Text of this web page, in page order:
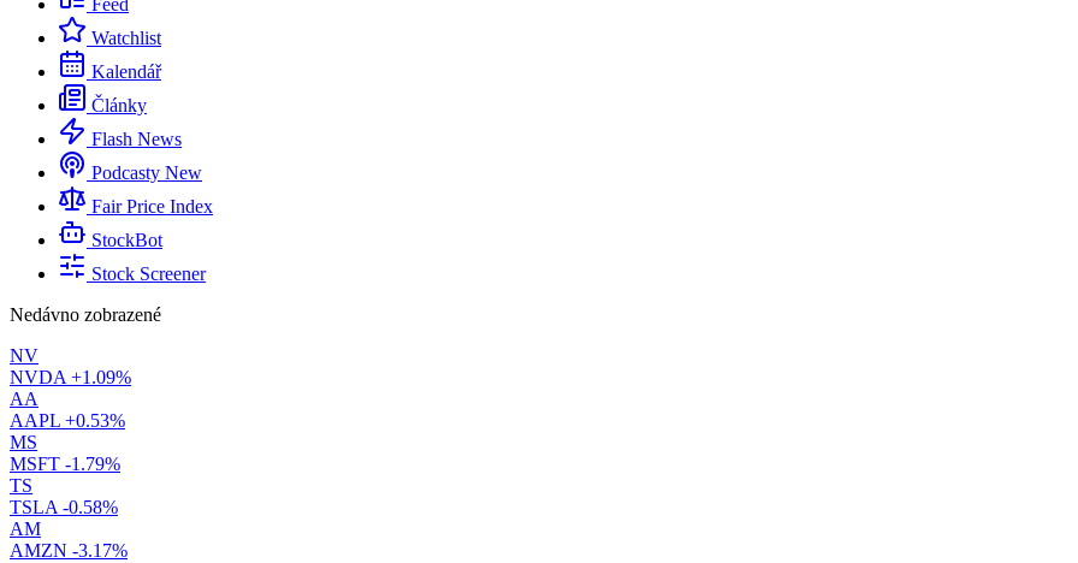
Feed
Watchlist
Kalendář
Články
Flash News
Podcasty New
Fair Price Index
StockBot
Stock Screener
Nedávno zobrazené
NV
NVDA +1.09%
AA
AAPL +0.53%
MS
MSFT -1.79%
TS
TSLA -0.58%
AM
AMZN -3.17%